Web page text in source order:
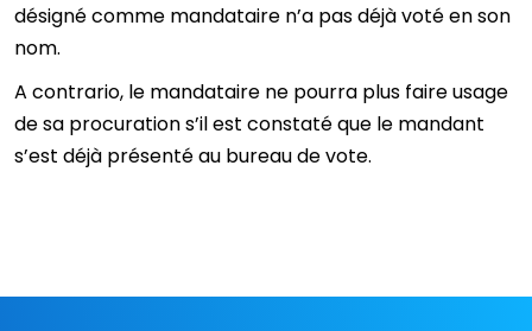
désigné comme mandataire n’a pas déjà voté en son
nom.
A contrario, le mandataire ne pourra plus faire usage
de sa procuration s’il est constaté que le mandant
s’est déjà présenté au bureau de vote.